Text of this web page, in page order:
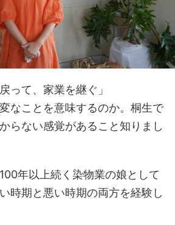
って、家業を継ぐ」
なことを意味するのか。桐生で
らない感覚があること知りまし
年以上続く染物業の娘として
時期と悪い時期の両方を経験し